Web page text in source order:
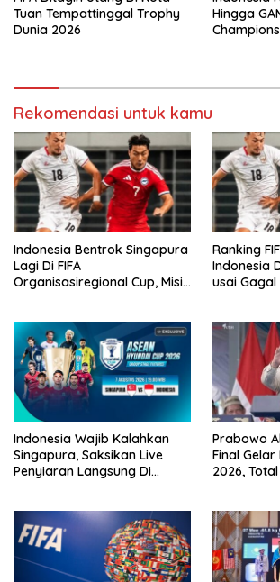
Tuan Tempattinggal Trophy
Dunia 2026
Hingga
Rekomendasi untuk kamu
Indonesia Bentrok Singapura
Lagi Di FIFA
Organisasiregional Cup, Misi
Ranking
Indonesia
usai
Indonesia Wajib Kalahkan
Singapura, Saksikan Live
Penyiaran Langsung Di
Prabowo
Final
2026,